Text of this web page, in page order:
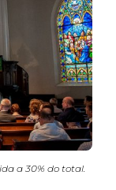
a 30% do total.